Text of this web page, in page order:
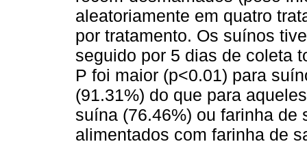
aleatoriamente em quatro
por tratamento. Os suínos
seguido por 5 dias de coleta
P foi maior (p<0.01) para
(91.31%) do que para
suína (76.46%) ou farinha de
alimentados com farinha de